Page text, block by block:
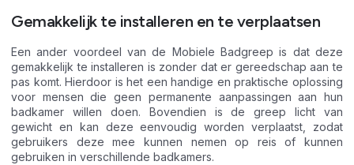
Gemakkelijk te installeren en te verplaatsen
Een ander voordeel van de Mobiele Badgreep is dat deze
gemakkelijk te installeren is zonder dat er gereedschap aan te
pas komt. Hierdoor is het een handige en praktische oplossing
voor mensen die geen permanente aanpassingen aan hun
badkamer willen doen. Bovendien is de greep licht van
gewicht en kan deze eenvoudig worden verplaatst, zodat
gebruikers deze mee kunnen nemen op reis of kunnen
gebruiken in verschillende badkamers.